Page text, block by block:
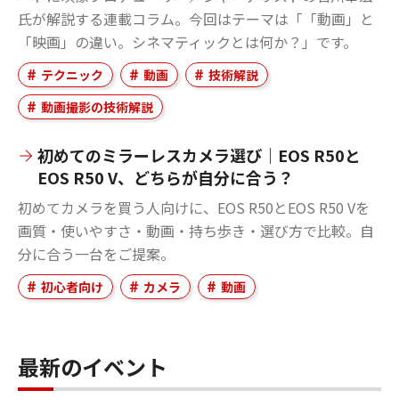
氏が解説する連載コラム。今回はテーマは「「動画」と
「映画」の違い。シネマティックとは何か？」です。
テクニック 動画
技術解説
動画撮影の技術解説
初めてのミラーレスカメラ選び｜EOS R50と
EOS R50 V、どちらが自分に合う？
初めてカメラを買う人向けに、EOS R50とEOS R50 Vを
画質・使いやすさ・動画・持ち歩き・選び方で比較。自
分に合う一台をご提案。
初心者向け カメラ 動画
最新のイベント